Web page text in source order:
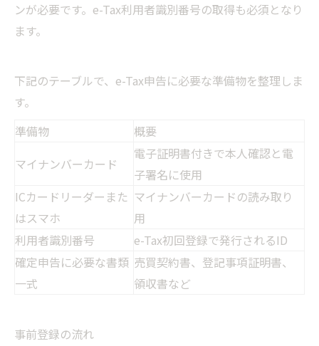
ンが必要です。e-Tax利用者識別番号の取得も必須となり
ます。
下記のテーブルで、e-Tax申告に必要な準備物を整理しま
す。
準備物
概要
マイナンバーカード
電子証明書付きで本人確認と電
子署名に使用
ICカードリーダーまた
はスマホ
マイナンバーカードの読み取り
用
利用者識別番号
e-Tax初回登録で発行されるID
確定申告に必要な書類
一式
売買契約書、登記事項証明書、
領収書など
事前登録の流れ